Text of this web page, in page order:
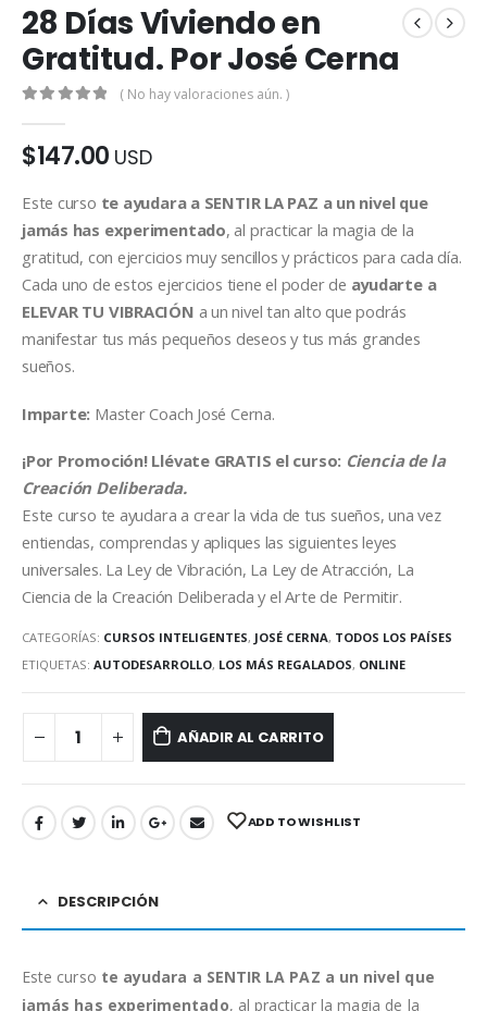
28 Días Viviendo en
Gratitud. Por José Cerna
( No hay valoraciones aún. )
$147.00 USD
Este curso te ayudara a SENTIR LA PAZ a un nivel que
jamás has experimentado, al practicar la magia de la
gratitud, con ejercicios muy sencillos y prácticos para cada día.
Cada uno de estos ejercicios tiene el poder de ayudarte a
ELEVAR TU VIBRACIÓN a un nivel tan alto que podrás
manifestar tus más pequeños deseos y tus más grandes
sueños.
Imparte: Master Coach José Cerna.
¡Por Promoción! Llévate GRATIS el curso: Ciencia de la
Creación Deliberada.
Este curso te ayudara a crear la vida de tus sueños, una vez
entiendas, comprendas y apliques las siguientes leyes
universales. La Ley de Vibración, La Ley de Atracción, La
Ciencia de la Creación Deliberada y el Arte de Permitir.
CATEGORÍAS: CURSOS INTELIGENTES, JOSÉ CERNA, TODOS LOS PAÍSES
ETIQUETAS: AUTODESARROLLO, LOS MÁS REGALADOS, ONLINE
AÑADIR AL CARRITO
ADD TO WISHLIST
DESCRIPCIÓN
Este curso te ayudara a SENTIR LA PAZ a un nivel que
jamás has experimentado, al practicar la magia de la